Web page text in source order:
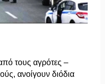
τους αγρότες –
ανοίγουν διόδια